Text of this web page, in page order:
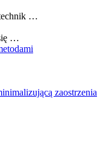
technik …
…
zaostrzenia